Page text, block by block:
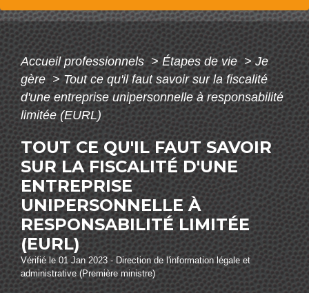
Accueil professionnels> Étapes de vie> Je
gère > Tout ce qu'il faut savoir sur la fiscalité
d'une entreprise unipersonnelle à responsabilité
limitée (EURL)
TOUT CE QU'IL FAUT SAVOIR
SUR LA FISCALITÉ D'UNE
ENTREPRISE
UNIPERSONNELLE À
RESPONSABILITÉ LIMITÉE
(EURL)
Vérifié le 01 Jan 2023 - Direction de l'information légale et
administrative (Première ministre)